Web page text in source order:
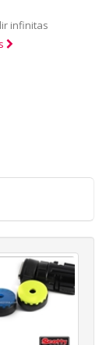
infinitas